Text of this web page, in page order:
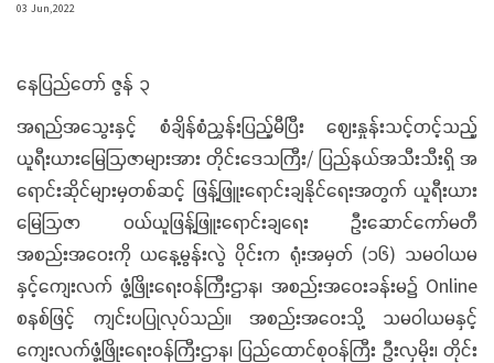
03 Jun,2022
နေပြည်တော် ဇွန် ၃
အရည်အသွေးနှင့် စံချိန်စံညွှန်းပြည့်မီပြီး ဈေးနှုန်းသင့်တင့်သည့်
ယူရီးယားမြေဩဇာများအား တိုင်းဒေသကြီး/ ပြည်နယ်အသီးသီးရှိ အ
ရောင်းဆိုင်များမှတစ်ဆင့် ဖြန့်ဖြူးရောင်းချနိုင်ရေးအတွက် ယူရီးယား
မြေဩဇာ ဝယ်ယူဖြန့်ဖြူးရောင်းချရေး ဦးဆောင်ကော်မတီ
အစည်းအဝေးကို ယနေ့မွန်းလွဲ ပိုင်းက ရုံးအမှတ် (၁၆) သမဝါယမ
နှင့်ကျေးလက် ဖွံ့ဖြိုးရေးဝန်ကြီးဌာန၊ အစည်းအဝေးခန်းမ၌ Online
စနစ်ဖြင့် ကျင်းပပြုလုပ်သည်။ အစည်းအဝေးသို့ သမဝါယမနှင့်
ကျေးလက်ဖွံ့ဖြိုးရေးဝန်ကြီးဌာန၊ ပြည်ထောင်စုဝန်ကြီး ဦးလှမိုး၊ တိုင်း